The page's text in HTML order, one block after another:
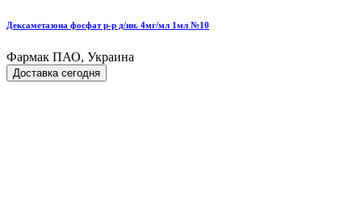
Дексаметазона фосфат р-р д/ин. 4мг/мл 1мл №10
Фармак ПАО, Украина
Доставка сегодня